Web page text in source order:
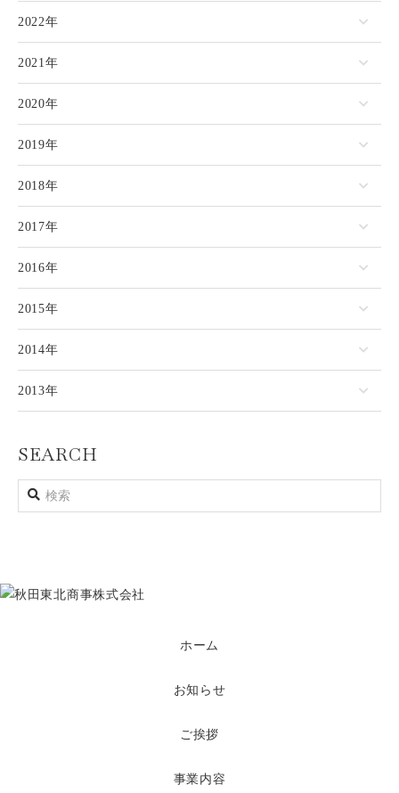
2022年
2021年
2020年
2019年
2018年
2017年
2016年
2015年
2014年
2013年
SEARCH
ホーム
お知らせ
ご挨拶
事業内容